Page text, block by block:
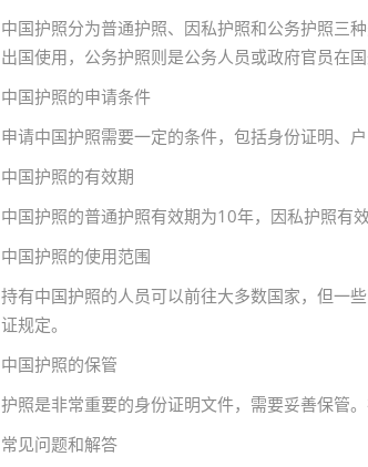
中国护照分为普通护照、因私护照和公务护照三
出国使用，公务护照则是公务人员或政府官员在国
中国护照的申请条件
申请中国护照需要一定的条件，包括身份证明、
中国护照的有效期
中国护照的普通护照有效期为10年，因私护照有
中国护照的使用范围
持有中国护照的人员可以前往大多数国家，但一
证规定。
中国护照的保管
护照是非常重要的身份证明文件，需要妥善保管
常见问题和解答